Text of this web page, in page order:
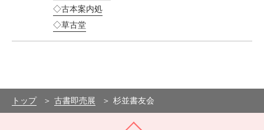
◇古本案内処
◇草古堂
トップ 古書即売展 杉並書友会